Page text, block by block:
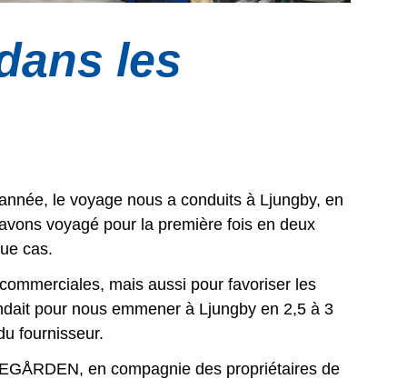
les
le voyage nous a conduits à Ljungby, en
voyagé pour la première fois en deux
cas.
mais aussi pour favoriser les
pour nous emmener à Ljungby en 2,5 à 3
fournisseur.
en compagnie des propriétaires de